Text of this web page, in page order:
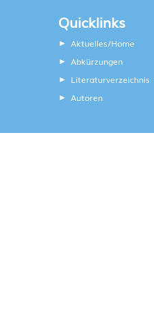
Quicklinks
Aktuelles/Home
Abkürzungen
Literaturverzeichnis
Autoren